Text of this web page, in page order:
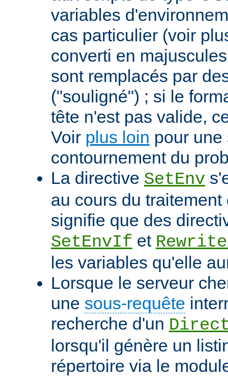
variables
cas particulier (voir
converti en
sont remplacés par
("souligné") ; si le
tête n'est pas valide,
Voir plus loin pour
contournement du
La directive SetEnv
au cours du
signifie que des
SetEnvIf et
les variables qu'elle
Lorsque le serveur
une sous-requête
recherche d'un
lorsqu'il génère un
répertoire via le